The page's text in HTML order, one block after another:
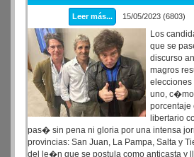
Leer más... 15/05/2023
Los
que se
discurso
magros
elecciones
uno,
porcentaje
libertario
pas� sin pena ni gloria por una intensa
provincias: San Juan, La Pampa, Salta y
del le�n que se postula como anticasta y